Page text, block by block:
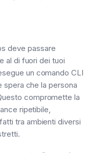
deve passare
al di fuori dei tuoi
un comando CLI
spera che la persona
compromette la
ripetibile,
tra ambienti diversi